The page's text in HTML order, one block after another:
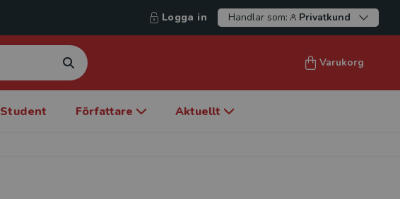
Logga in Handlar som: Privatkund
Varukorg
Student Författare Aktuellt